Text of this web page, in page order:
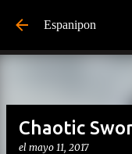
Espanipon
Chaotic
el mayo 11, 2017